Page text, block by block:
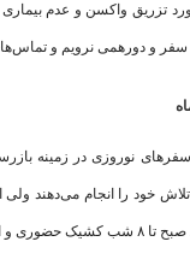
تزریق واکسن و عدم
نرویم و تماس‌های نزدیک را
سفرهای نوروزی در زمینه